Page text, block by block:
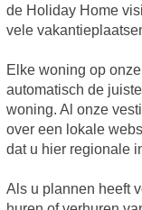
de Holiday Home
vele
Elke woning op
automatisch de
woning. Al onze
over een lokale
dat u hier regionale
Als u plannen heeft